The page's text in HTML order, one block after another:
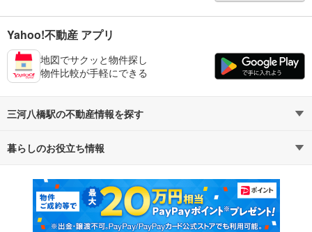
Yahoo!不動産 アプリ
地図でサクッと物件探し
物件比較が手軽にできる
三河八橋駅の不動産情報を探す
不動産・住宅
新築マンション 中古マンション
新築一戸建て 中古一戸建て
暮らしのお役立ち情報
マンションカタログ 教えて！住まいの先生